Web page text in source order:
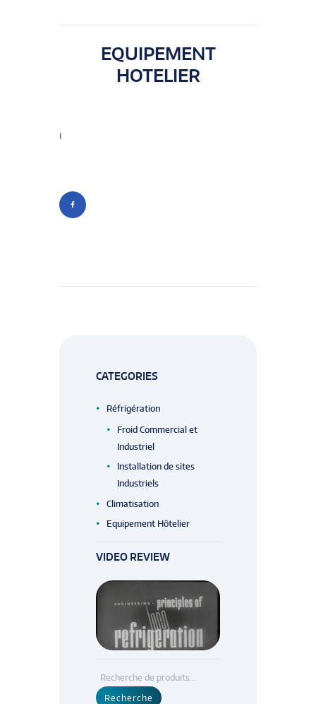
EQUIPEMENT
HOTELIER
I
CATEGORIES
Réfrigération
Froid Commercial et
Industriel
Installation de sites
Industriels
Climatisation
Equipement Hôtelier
VIDEO REVIEW
Recherche
pour :Recherche